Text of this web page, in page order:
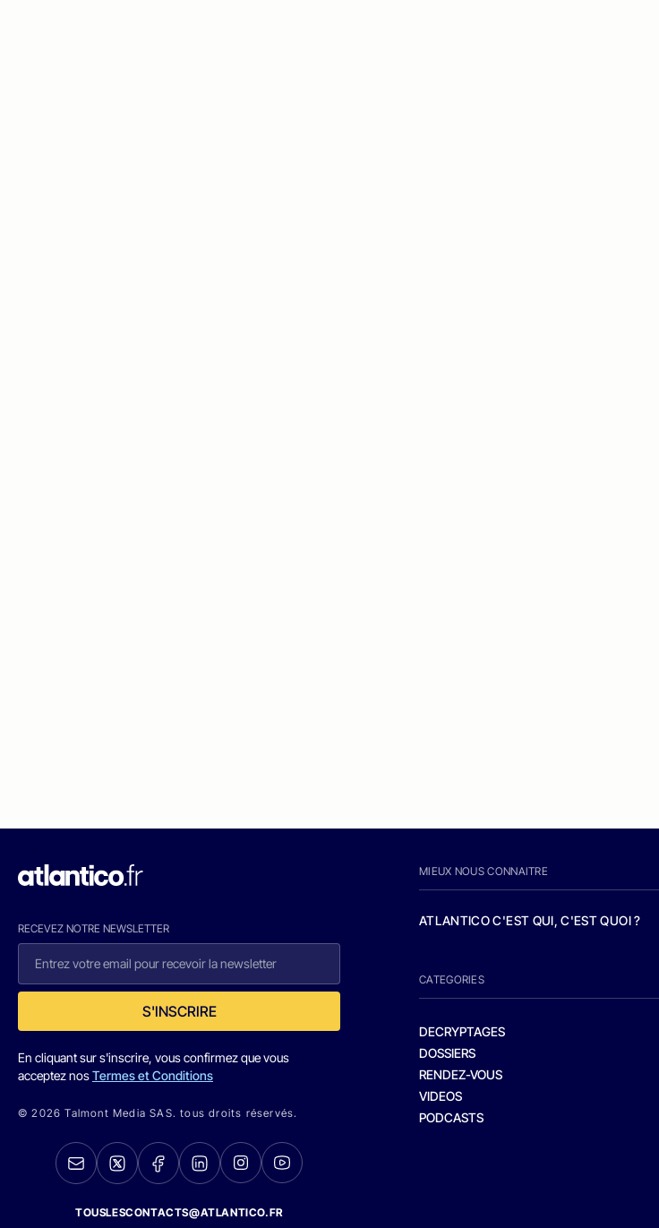
RECEVEZ NOTRE NEWSLETTER
S'INSCRIRE
En cliquant sur s'inscrire, vous confirmez que vous
acceptez nosTermes et Conditions
© 2026 Talmont Media SAS. tous droits réservés.
TOUSLESCONTACTS@ATLANTICO.FR
MIEUX NOUS CONNAITRE
ATLANTICO C'EST QUI, C'EST QUOI ?
CATEGORIES
DECRYPTAGES
DOSSIERS
RENDEZ-VOUS
VIDEOS
PODCASTS